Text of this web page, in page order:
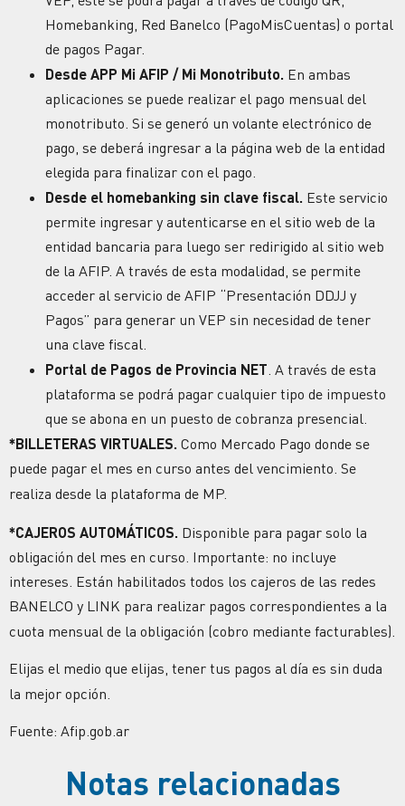
Homebanking, Red Banelco (PagoMisCuentas) o portal
de pagos Pagar.
Desde APP Mi AFIP / Mi Monotributo. En ambas
aplicaciones se puede realizar el pago mensual del
monotributo. Si se generó un volante electrónico de
pago, se deberá ingresar a la página web de la entidad
elegida para finalizar con el pago.
Desde el homebanking sin clave fiscal. Este servicio
permite ingresar y autenticarse en el sitio web de la
entidad bancaria para luego ser redirigido al sitio web
de la AFIP. A través de esta modalidad, se permite
acceder al servicio de AFIP “Presentación DDJJ y
Pagos” para generar un VEP sin necesidad de tener
una clave fiscal.
Portal de Pagos de Provincia NET. A través de esta
plataforma se podrá pagar cualquier tipo de impuesto
que se abona en un puesto de cobranza presencial.
*BILLETERAS VIRTUALES. Como Mercado Pago donde se
puede pagar el mes en curso antes del vencimiento. Se
realiza desde la plataforma de MP.
*CAJEROS AUTOMÁTICOS. Disponible para pagar solo la
obligación del mes en curso. Importante: no incluye
intereses. Están habilitados todos los cajeros de las redes
BANELCO y LINK para realizar pagos correspondientes a la
cuota mensual de la obligación (cobro mediante facturables).
Elijas el medio que elijas, tener tus pagos al día es sin duda
la mejor opción.
Fuente: Afip.gob.ar
Notas relacionadas